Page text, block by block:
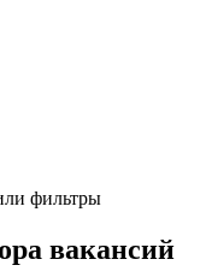
фильтры
вакансий